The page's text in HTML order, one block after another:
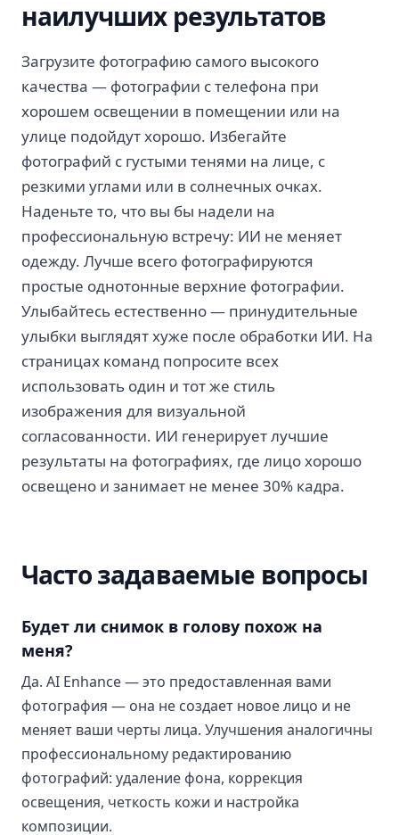
наилучших результатов
Загрузите фотографию самого высокого
качества — фотографии с телефона при
хорошем освещении в помещении или на
улице подойдут хорошо. Избегайте
фотографий с густыми тенями на лице, с
резкими углами или в солнечных очках.
Наденьте то, что вы бы надели на
профессиональную встречу: ИИ не меняет
одежду. Лучше всего фотографируются
простые однотонные верхние фотографии.
Улыбайтесь естественно — принудительные
улыбки выглядят хуже после обработки ИИ. На
страницах команд попросите всех
использовать один и тот же стиль
изображения для визуальной
согласованности. ИИ генерирует лучшие
результаты на фотографиях, где лицо хорошо
освещено и занимает не менее 30% кадра.
Часто задаваемые вопросы
Будет ли снимок в голову похож на
меня?
Да. AI Enhance — это предоставленная вами
фотография — она не создает новое лицо и не
меняет ваши черты лица. Улучшения аналогичны
профессиональному редактированию
фотографий: удаление фона, коррекция
освещения, четкость кожи и настройка
композиции.